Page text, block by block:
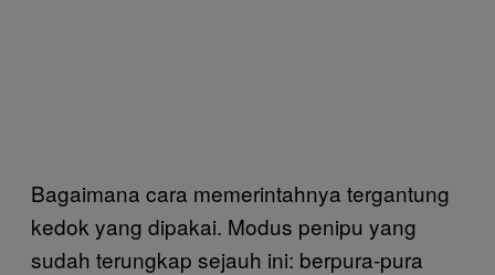
Bagaimana cara memerintahnya tergantung
kedok yang dipakai. Modus penipu yang
sudah terungkap sejauh ini: berpura-pura